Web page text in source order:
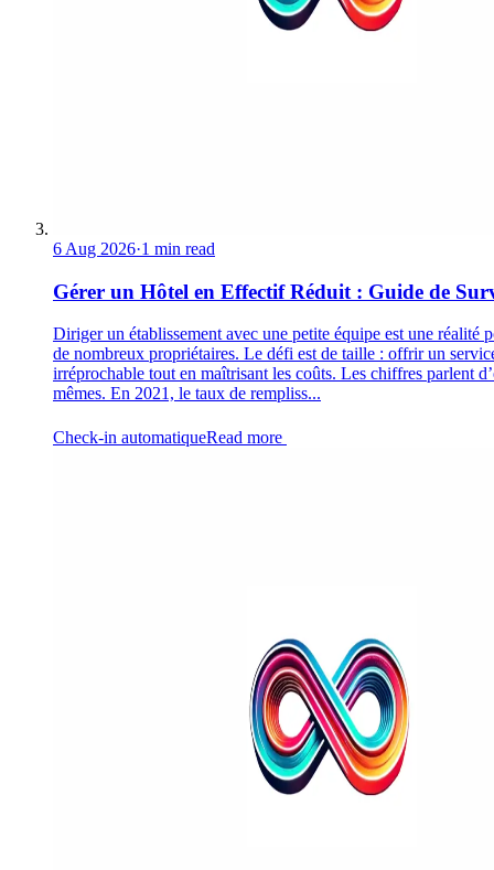
6 Aug 2026·1 min read
Gérer un Hôtel en Effectif Réduit : Guide de
Diriger un établissement avec une petite équipe est une réalité
de nombreux propriétaires. Le défi est de taille : offrir un
irréprochable tout en maîtrisant les coûts. Les chiffres parlent
mêmes. En 2021, le taux de rempliss...
Check-in automatiqueRead more